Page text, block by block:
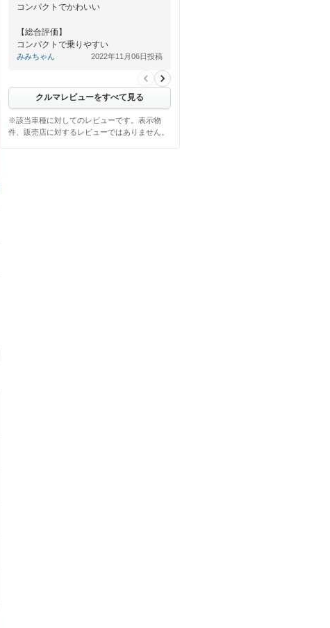
コンパクトでかわいい
【総合評価】
コンパクトで乗りやすい
みみちゃん 2022年11月06日投稿
クルマレビューをすべて見る
※該当車種に対してのレビューです。表示物
件、販売店に対するレビューではありません。